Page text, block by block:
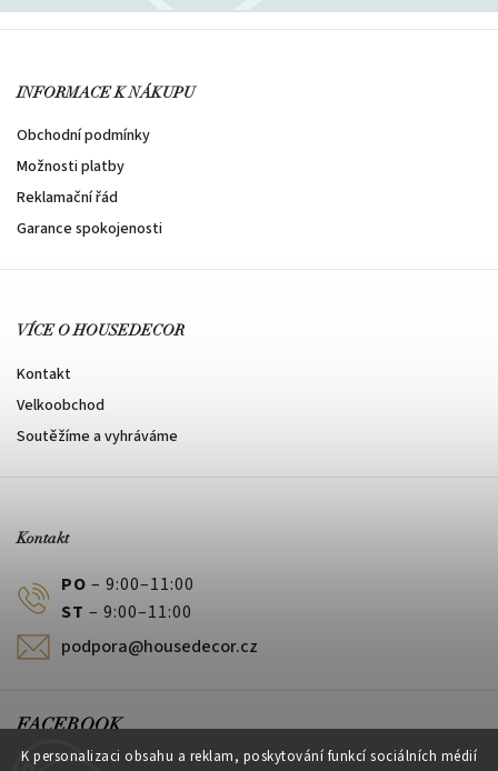
K personalizaci obsahu a reklam, poskytování funkcí sociálních médií
INFORMACE K NÁKUPU
Obchodní podmínky
Možnosti platby
Reklamační řád
Garance spokojenosti
VÍCE O HOUSEDECOR
Kontakt
Velkoobchod
Soutěžíme a vyhráváme
Kontakt
PO – 9:00–11:00
ST – 9:00–11:00
podpora@housedecor.cz
FACEBOOK